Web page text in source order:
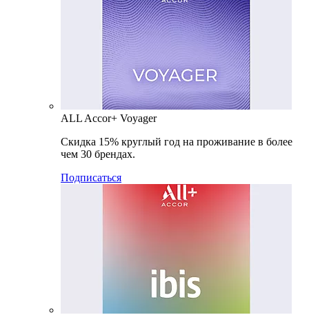
ALL Accor+ Voyager
Скидка 15% круглый год на проживание в более
чем 30 брендах.
Подписаться